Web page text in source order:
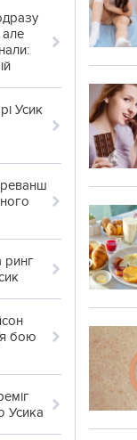
але
Усик
ринг
бою
Усика